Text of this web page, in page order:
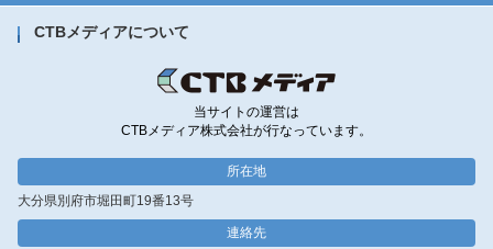
CTBメディアについて
当サイトの運営は
CTBメディア株式会社が行なっています。
所在地
大分県別府市堀田町19番13号
連絡先